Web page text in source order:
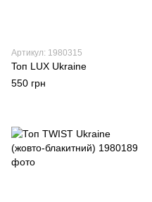
Артикул: 1980315
Toп LUX Ukraine
550 грн